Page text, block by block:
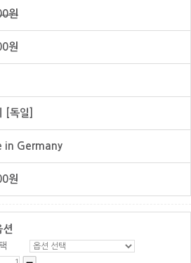
원
원
[독일]
in Germany
원
션